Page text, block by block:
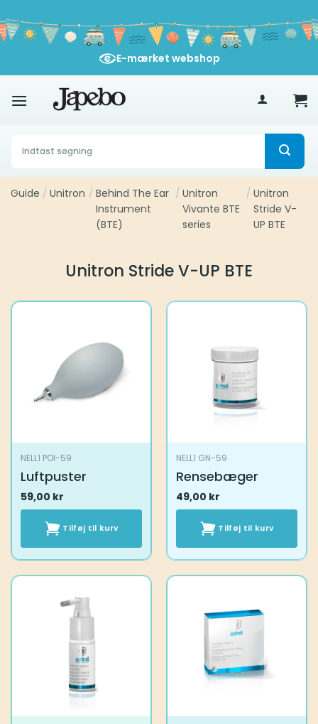
til
indhold
400
E-mærket webshop
Søg
efter:
Guide / Unitron / Behind The Ear
Instrument
(BTE)
/ Unitron
Vivante BTE
series
/ Unitron
Stride V-
UP BTE
Unitron Stride V-UP BTE
NELL1 POI-59
Luftpuster
59,00 kr
Tilføj til kurv
NELL1 GN-59
Rensebæger
49,00 kr
Tilføj til kurv